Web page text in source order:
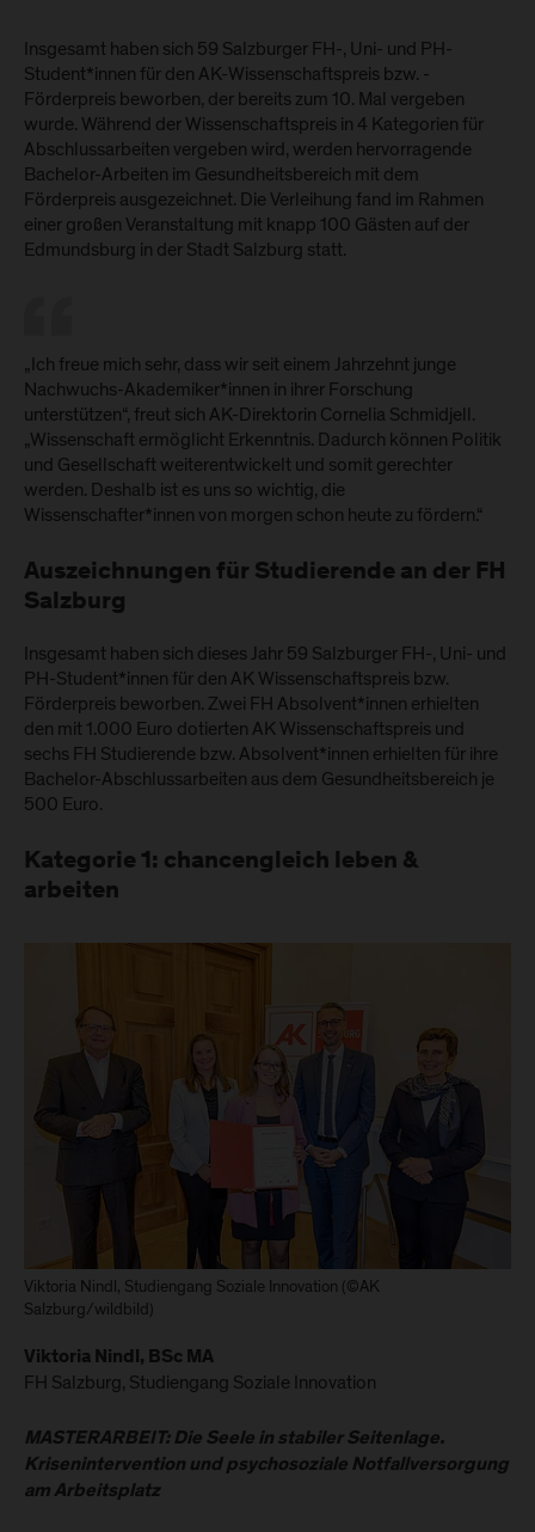
Insgesamt haben sich 59 Salzburger FH-, Uni- und PH-
Student*innen für den AK-Wissenschaftspreis bzw. -
Förderpreis beworben, der bereits zum 10. Mal vergeben
wurde. Während der Wissenschaftspreis in 4 Kategorien für
Abschlussarbeiten vergeben wird, werden hervorragende
Bachelor-Arbeiten im Gesundheitsbereich mit dem
Förderpreis ausgezeichnet. Die Verleihung fand im Rahmen
einer großen Veranstaltung mit knapp 100 Gästen auf der
Edmundsburg in der Stadt Salzburg statt.
„Ich freue mich sehr, dass wir seit einem Jahrzehnt junge
Nachwuchs-Akademiker*innen in ihrer Forschung
unterstützen“, freut sich AK-Direktorin Cornelia Schmidjell.
„Wissenschaft ermöglicht Erkenntnis. Dadurch können Politik
und Gesellschaft weiterentwickelt und somit gerechter
werden. Deshalb ist es uns so wichtig, die
Wissenschafter*innen von morgen schon heute zu fördern.“
Auszeichnungen für Studierende an der FH
Salzburg
Insgesamt haben sich dieses Jahr 59 Salzburger FH-, Uni- und
PH-Student*innen für den AK Wissenschaftspreis bzw.
Förderpreis beworben. Zwei FH Absolvent*innen erhielten
den mit 1.000 Euro dotierten AK Wissenschaftspreis und
sechs FH Studierende bzw. Absolvent*innen erhielten für ihre
Bachelor-Abschlussarbeiten aus dem Gesundheitsbereich je
500 Euro.
Kategorie 1: chancengleich leben &
arbeiten
Viktoria Nindl, Studiengang Soziale Innovation (©AK
Salzburg/wildbild)
Viktoria Nindl, BSc MA
FH Salzburg, Studiengang Soziale Innovation
MASTERARBEIT: Die Seele in stabiler Seitenlage.
Krisenintervention und psychosoziale Notfallversorgung
am Arbeitsplatz